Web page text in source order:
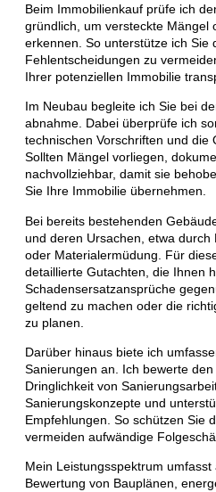
Beim Immobilienkauf prüfe ich
gründlich, um versteckte Mängel
erkennen. So unterstütze ich Sie
Fehlentscheidungen zu
Ihrer potenziellen Immobilie
Im Neubau begleite ich Sie bei
abnahme. Dabei überprüfe ich
technischen Vorschriften und die
Sollten Mängel vorliegen,
nachvollziehbar, damit sie
Sie Ihre Immobilie übernehmen.
Bei bereits bestehenden
und deren Ursachen, etwa durch
oder Materialermüdung. Für
detaillierte Gutachten, die Ihnen
Schadensersatzansprüche
geltend zu machen oder die
zu planen.
Darüber hinaus biete ich
Sanierungen an. Ich bewerte
Dringlichkeit von
Sanierungskonzepte und
Empfehlungen. So schützen Sie
vermeiden aufwändige
Mein Leistungsspektrum
Bewertung von Bauplänen,